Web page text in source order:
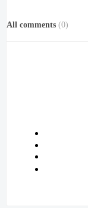
All comments (0)